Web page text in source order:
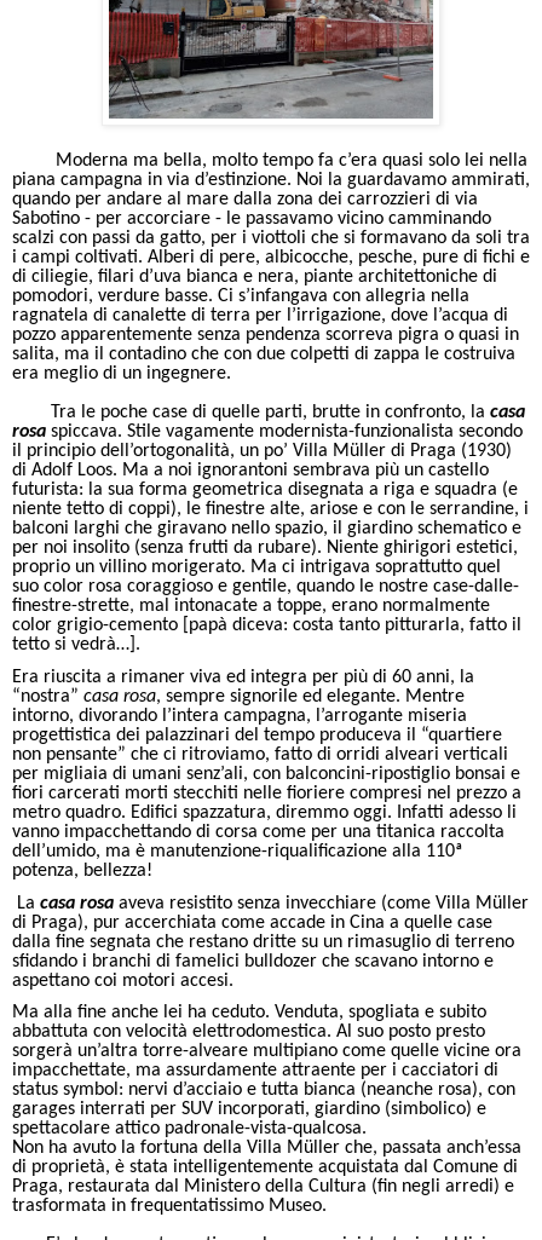
Moderna ma bella, molto tempo fa c’era quasi solo lei nella
piana campagna in via d’estinzione. Noi la guardavamo ammirati,
quando per andare al mare dalla zona dei carrozzieri di via
Sabotino - per accorciare - le passavamo vicino camminando
scalzi con passi da gatto, per i viottoli che si formavano da soli tra
i campi coltivati. Alberi di pere, albicocche, pesche, pure di fichi e
di ciliegie, filari d’uva bianca e nera, piante architettoniche di
pomodori, verdure basse. Ci s’infangava con allegria nella
ragnatela di canalette di terra per l’irrigazione, dove l’acqua di
pozzo apparentemente senza pendenza scorreva pigra o quasi in
salita, ma il contadino che con due colpetti di zappa le costruiva
era meglio di un ingegnere.
Tra le poche case di quelle parti, brutte in confronto, la casa
rosa spiccava. Stile vagamente modernista-funzionalista secondo
il principio dell’ortogonalità, un po’ Villa Müller di Praga (1930)
di Adolf Loos. Ma a noi ignorantoni sembrava più un castello
futurista: la sua forma geometrica disegnata a riga e squadra (e
niente tetto di coppi), le finestre alte, ariose e con le serrandine, i
balconi larghi che giravano nello spazio, il giardino schematico e
per noi insolito (senza frutti da rubare). Niente ghirigori estetici,
proprio un villino morigerato. Ma ci intrigava soprattutto quel
suo color rosa coraggioso e gentile, quando le nostre case-dalle-
finestre-strette, mal intonacate a toppe, erano normalmente
color grigio-cemento [papà diceva: costa tanto pitturarla, fatto il
tetto si vedrà…].
Era riuscita a rimaner viva ed integra per più di 60 anni, la
“nostra” casa rosa, sempre signorile ed elegante. Mentre
intorno, divorando l’intera campagna, l’arrogante miseria
progettistica dei palazzinari del tempo produceva il “quartiere
non pensante” che ci ritroviamo, fatto di orridi alveari verticali
per migliaia di umani senz’ali, con balconcini-ripostiglio bonsai e
fiori carcerati morti stecchiti nelle fioriere compresi nel prezzo a
metro quadro. Edifici spazzatura, diremmo oggi. Infatti adesso li
vanno impacchettando di corsa come per una titanica raccolta
dell’umido, ma è manutenzione-riqualificazione alla 110ª
potenza, bellezza!
La casa rosa aveva resistito senza invecchiare (come Villa Müller
di Praga), pur accerchiata come accade in Cina a quelle case
dalla fine segnata che restano dritte su un rimasuglio di terreno
sfidando i branchi di famelici bulldozer che scavano intorno e
aspettano coi motori accesi.
Ma alla fine anche lei ha ceduto. Venduta, spogliata e subito
abbattuta con velocità elettrodomestica. Al suo posto presto
sorgerà un’altra torre-alveare multipiano come quelle vicine ora
impacchettate, ma assurdamente attraente per i cacciatori di
status symbol: nervi d’acciaio e tutta bianca (neanche rosa), con
garages interrati per SUV incorporati, giardino (simbolico) e
spettacolare attico padronale-vista-qualcosa.
Non ha avuto la fortuna della Villa Müller che, passata anch’essa
di proprietà, è stata intelligentemente acquistata dal Comune di
Praga, restaurata dal Ministero della Cultura (fin negli arredi) e
trasformata in frequentatissimo Museo.